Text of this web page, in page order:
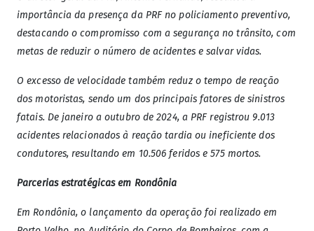
importância da presença da PRF no policiamento preventivo,
destacando o compromisso com a segurança no trânsito, com
metas de reduzir o número de acidentes e salvar vidas.
O excesso de velocidade também reduz o tempo de reação
dos motoristas, sendo um dos principais fatores de sinistros
fatais. De janeiro a outubro de 2024, a PRF registrou 9.013
acidentes relacionados à reação tardia ou ineficiente dos
condutores, resultando em 10.506 feridos e 575 mortos.
Parcerias estratégicas em Rondônia
Em Rondônia, o lançamento da operação foi realizado em